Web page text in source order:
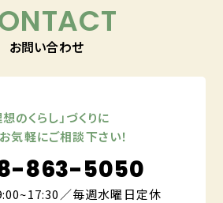
お問い合わせ
想のくらし」づくりに
気軽にご相談下さい！
863-5050
／毎週水曜日定休